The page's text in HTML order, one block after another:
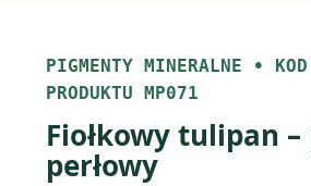
PIGMENTY MINERALNE • KOD
PRODUKTU MP071
Fiołkowy tulipan
perłowy